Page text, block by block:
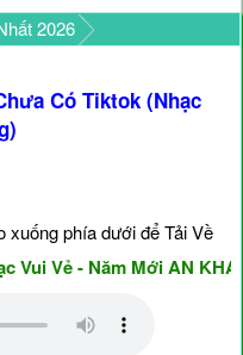
2026
Có Tiktok (Nhạc
phía dưới để Tải Về
Vẻ - Năm Mới AN